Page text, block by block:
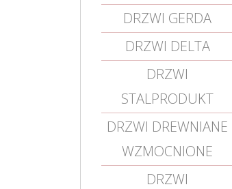
DRZWI GERDA
DRZWI DELTA
DRZWI
STALPRODUKT
DRZWI DREWNIANE
WZMOCNIONE
DRZWI